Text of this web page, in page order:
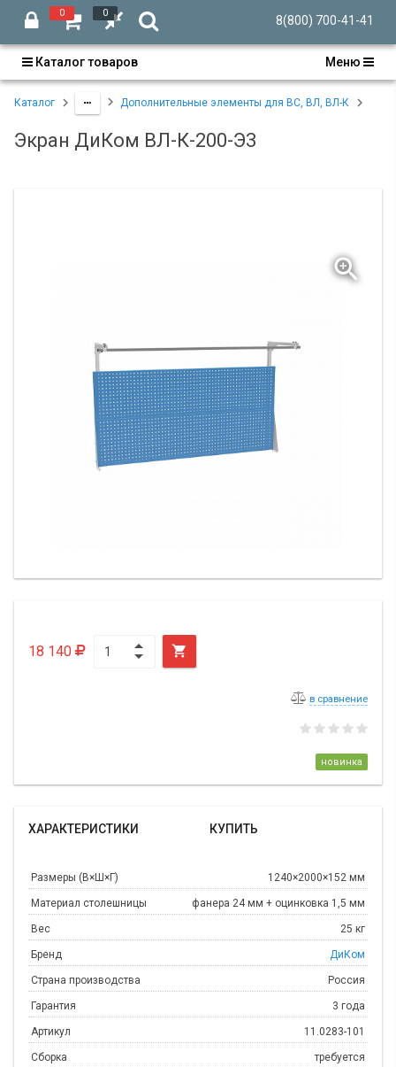
0 0
8(800) 700-41-41
Каталог товаров Меню
Каталог Дополнительные элементы для ВС, ВЛ, ВЛ-К
Экран ДиКом ВЛ-К-200-Э3
18 140 
в сравнение
новинка
ХАРАКТЕРИСТИКИ КУПИТЬ
Размеры (В×Ш×Г) 1240×2000×152 мм
Материал столешницы фанера 24 мм + оцинковка 1,5 мм
Вес 25 кг
Бренд ДиКом
Страна производства Россия
Гарантия 3 года
Артикул 11.0283-101
Сборка требуется